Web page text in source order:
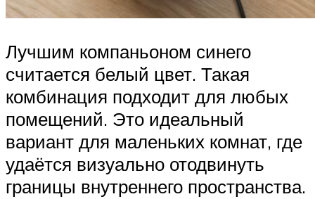
Лучшим компаньоном синего
считается белый цвет. Такая
комбинация подходит для любых
помещений. Это идеальный
вариант для маленьких комнат, где
удаётся визуально отодвинуть
границы внутреннего пространства.